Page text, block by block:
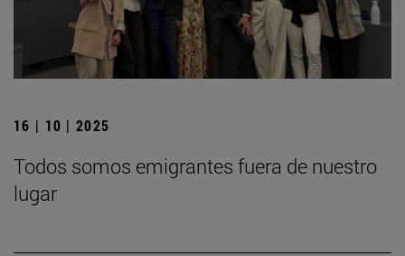
16 | 10 | 2025
Todos somos emigrantes fuera de nuestro
lugar